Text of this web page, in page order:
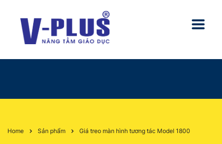
Home Sản phẩm Giá treo màn hình tương tác Model 1800